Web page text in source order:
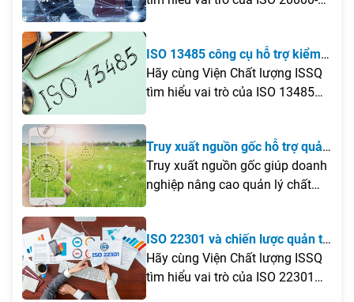
theo đúng quy định của pháp
luật.
1trong quá trình chuyển đổi số
của doanh nghiệp, cũng như
những giá trị mà tiêu chuẩn này
mang lại đối với việc nâng cao
chất lượng dịch vụ công nghệ
thông tin trong bài viết dưới đây.
ISO 13485 công cụ hỗ trợ kiểm
soát quy trình sản xuất trang
thiết bị y tế
Hãy cùng Viện Chất lượng ISSQ
tìm hiểu vai trò của ISO 13485
trong việc hỗ trợ nâng cao chất
lượng và an toàn thiết bị y tế qua
bài viết dưới đây.
Truy xuất nguồn gốc hỗ trợ quản
lý chất lượng và kiểm soát rủi ro
sản phẩm
Truy xuất nguồn gốc giúp doanh
nghiệp nâng cao quản lý chất
lượng, kiểm soát rủi ro và đáp
ứng yêu cầu minh bạch sản
phẩm.
ISO 22301 và chiến lược quản trị
rủi ro doanh nghiệp
Hãy cùng Viện Chất lượng ISSQ
tìm hiểu vai trò của ISO 22301
trong chiến lược quản trị rủi ro